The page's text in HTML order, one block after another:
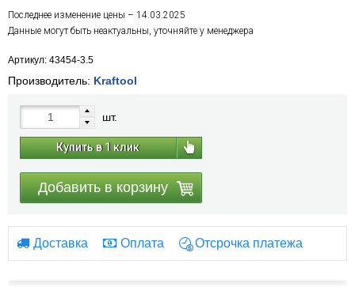
Последнее изменение цены – 14.03.2025
Данные могут быть неактуальны, уточняйте у менеджера
Артикул: 43454-3.5
Производитель: Kraftool
шт.
Купить в 1 клик
Добавить в корзину
Доставка Оплата Отсрочка платежа